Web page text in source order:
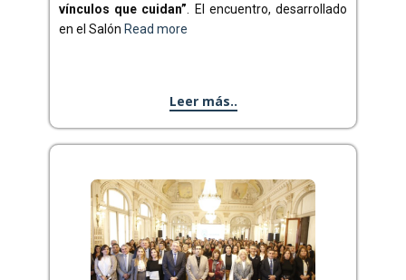
vínculos que cuidan” . El encuentro, desarrollado
en el Salón Read more
Leer más..